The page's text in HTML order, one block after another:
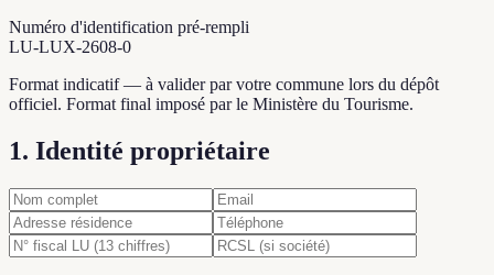
Numéro d'identification pré-rempli
LU-LUX-2608-0
Format indicatif — à valider par votre commune lors du dépôt
officiel. Format final imposé par le Ministère du Tourisme.
1. Identité propriétaire